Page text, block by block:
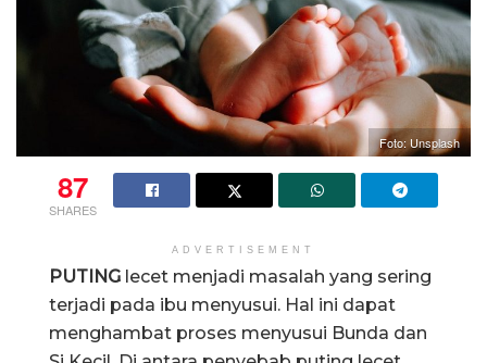
Foto: Unsplash
87
SHARES
ADVERTISEMENT
PUTING lecet menjadi masalah yang sering
terjadi pada ibu menyusui. Hal ini dapat
menghambat proses menyusui Bunda dan